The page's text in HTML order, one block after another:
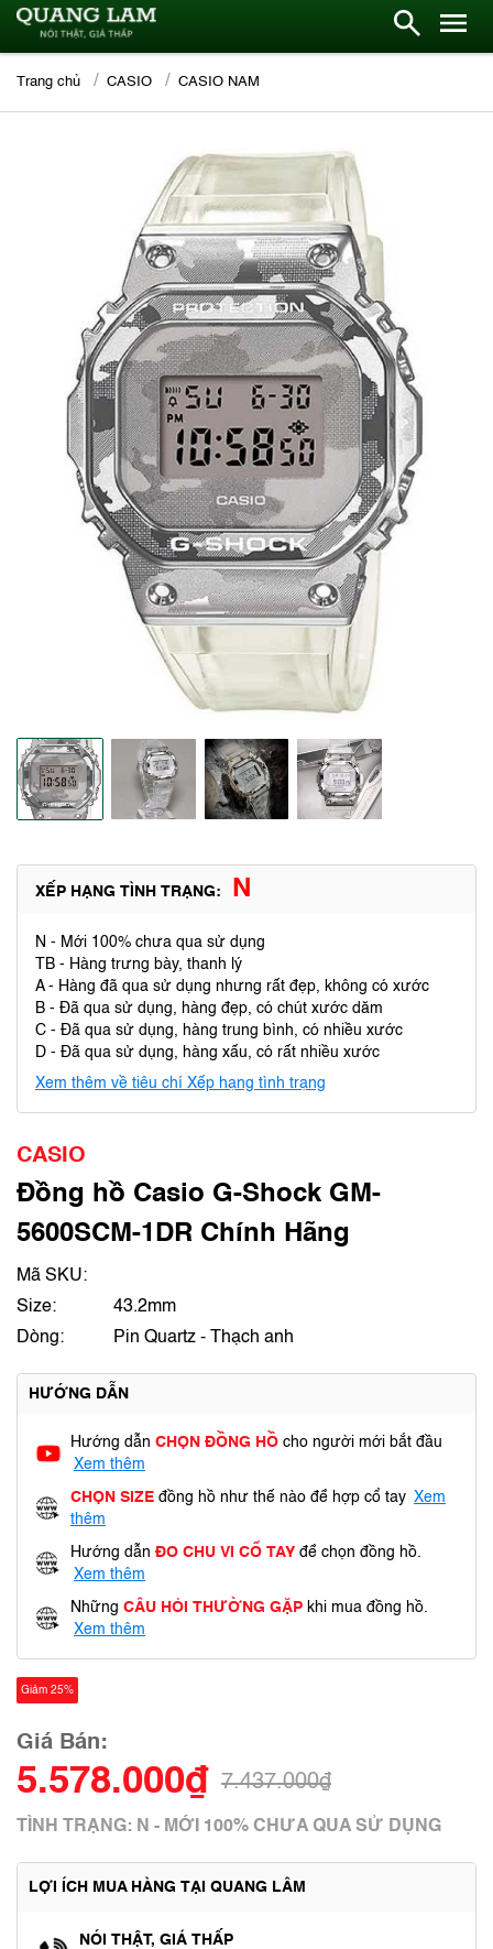
Trang chủ CASIO CASIO NAM
XẾP HẠNG TÌNH TRẠNG: N
N - Mới 100% chưa qua sử dụng
TB - Hàng trưng bày, thanh lý
A - Hàng đã qua sử dụng nhưng rất đẹp, không có xước
B - Đã qua sử dụng, hàng đẹp, có chút xước dăm
C - Đã qua sử dụng, hàng trung bình, có nhiều xước
D - Đã qua sử dụng, hàng xấu, có rất nhiều xước
Xem thêm về tiêu chí Xếp hạng tình trạng
CASIO
Đồng hồ Casio G-Shock GM-
5600SCM-1DR Chính Hãng
Mã SKU:
Size:
43.2mm
Dòng:
Pin Quartz - Thạch anh
HƯỚNG DẪN
Hướng dẫn CHỌN ĐỒNG HỒ cho người mới bắt đầu
Xem thêm
CHỌN SIZE đồng hồ như thế nào để hợp cổ tay Xem
thêm
Hướng dẫn ĐO CHU VI CỔ TAY để chọn đồng hồ.
Xem thêm
Những CÂU HỎI THƯỜNG GẶP khi mua đồng hồ.
Xem thêm
Giảm 25%
Giá Bán:
5.578.000₫ 7.437.000₫
TÌNH TRẠNG: N - MỚI 100% CHƯA QUA SỬ DỤNG
LỢI ÍCH MUA HÀNG TẠI QUANG LÂM
NÓI THẬT, GIÁ THẤP